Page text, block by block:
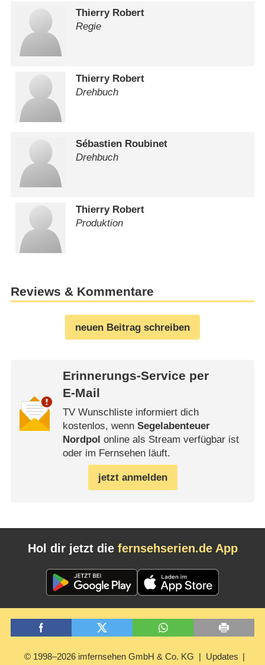
Thierry Robert
Regie
Thierry Robert
Drehbuch
Sébastien Roubinet
Drehbuch
Thierry Robert
Produktion
Reviews & Kommentare
neuen Beitrag schreiben
Erinnerungs-Service per
E-Mail
TV Wunschliste informiert dich
kostenlos, wenn Segelabenteuer
Nordpol online als Stream verfügbar ist
oder im Fernsehen läuft.
jetzt anmelden
Hol dir jetzt die fernsehserien.de App
© 1998–2026 imfernsehen GmbH & Co. KG Updates